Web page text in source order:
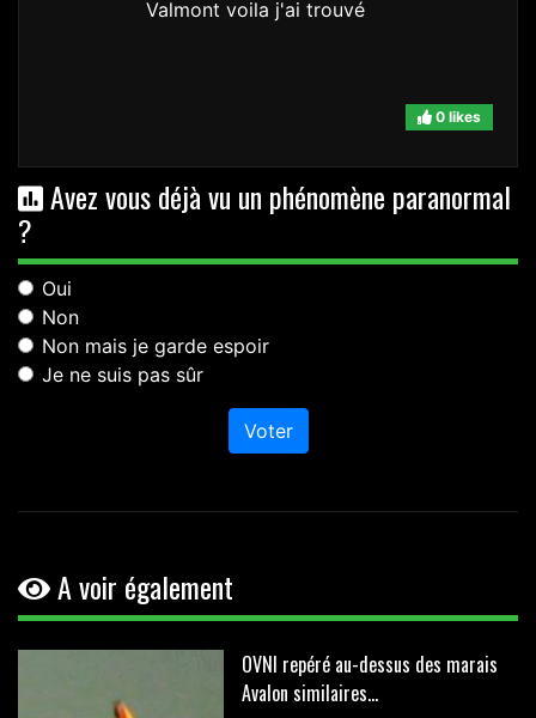
Valmont voila j'ai trouvé
0 likes
Avez vous déjà vu un phénomène paranormal
?
Oui
Non
Non mais je garde espoir
Je ne suis pas sûr
Voter
A voir également
OVNI repéré au-dessus des marais
Avalon similaires...